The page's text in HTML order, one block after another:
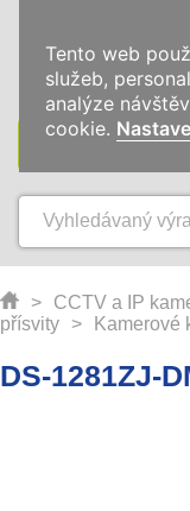
> CCTV a IP
přísvity
> Kamerové
DS-1281ZJ-
Tento web
služeb,
analýze
cookie.